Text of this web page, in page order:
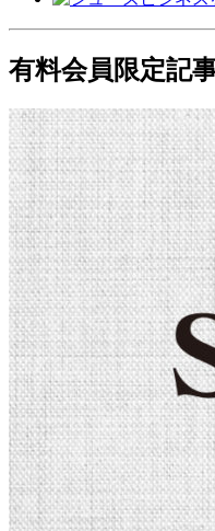
有料会員限定記